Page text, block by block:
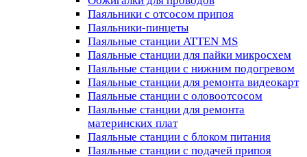
Паяльники с отсосом припоя
Паяльники-пинцеты
Паяльные станции ATTEN MS
Паяльные станции для пайки микросхем
Паяльные станции с нижним подогревом
Паяльные станции для ремонта видеокарт
Паяльные станции с оловоотсосом
Паяльные станции для ремонта
материнских плат
Паяльные станции с блоком питания
Паяльные станции с подачей припоя